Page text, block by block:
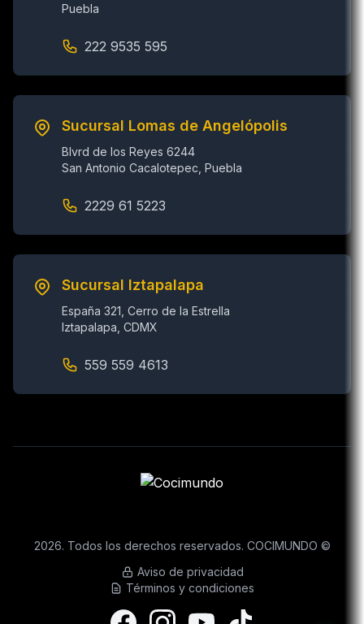
Puebla
222 9535 595
Sucursal Lomas de Angelópolis
Blvrd de los Reyes 6244
San Antonio Cacalotepec, Puebla
2229 61 5223
Sucursal Iztapalapa
España 321, Cerro de la Estrella
Iztapalapa, CDMX
559 559 4613
2026. Todos los derechos reservados. COCIMUNDO ©
Aviso de privacidad
Términos y condiciones